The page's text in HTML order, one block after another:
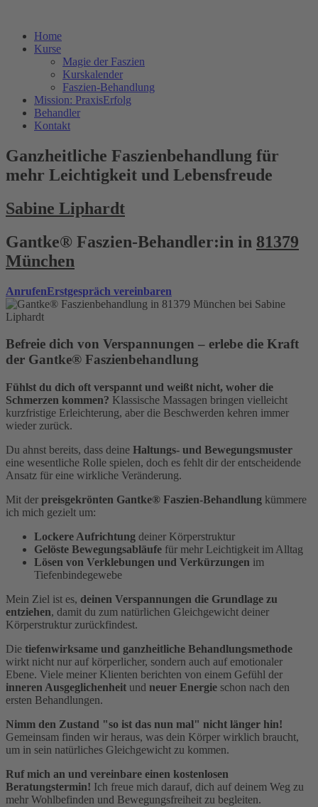
Home
Kurse
Magie der Faszien
Kurskalender
Faszien-Behandlung
Mission: PraxisErfolg
Behandler
Kontakt
Ganzheitliche Faszienbehandlung für
mehr Leichtigkeit und Lebensfreude
Sabine Liphardt
Gantke® Faszien-Behandler:in in 81379
München
AnrufenErstgespräch vereinbaren
Befreie dich von Verspannungen – erlebe die Kraft
der Gantke® Faszienbehandlung
Fühlst du dich oft verspannt und weißt nicht, woher die
Schmerzen kommen? Klassische Massagen bringen vielleicht
kurzfristige Erleichterung, aber die Beschwerden kehren immer
wieder zurück.
Du ahnst bereits, dass deine Haltungs- und Bewegungsmuster
eine wesentliche Rolle spielen, doch es fehlt dir der entscheidende
Ansatz für eine wirkliche Veränderung.
Mit der preisgekrönten Gantke® Faszien-Behandlung kümmere
ich mich gezielt um:
Lockere Aufrichtung deiner Körperstruktur
Gelöste Bewegungsabläufe für mehr Leichtigkeit im Alltag
Lösen von Verklebungen und Verkürzungen im
Tiefenbindegewebe
Mein Ziel ist es, deinen Verspannungen die Grundlage zu
entziehen, damit du zum natürlichen Gleichgewicht deiner
Körperstruktur zurückfindest.
Die tiefenwirksame und ganzheitliche Behandlungsmethode
wirkt nicht nur auf körperlicher, sondern auch auf emotionaler
Ebene. Viele meiner Klienten berichten von einem Gefühl der
inneren Ausgeglichenheit und neuer Energie schon nach den
ersten Behandlungen.
Nimm den Zustand "so ist das nun mal" nicht länger hin!
Gemeinsam finden wir heraus, was dein Körper wirklich braucht,
um in sein natürliches Gleichgewicht zu kommen.
Ruf mich an und vereinbare einen kostenlosen
Beratungstermin! Ich freue mich darauf, dich auf deinem Weg zu
mehr Wohlbefinden und Bewegungsfreiheit zu begleiten.